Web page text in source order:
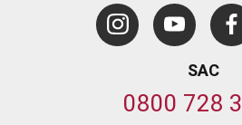
SAC
0800 728